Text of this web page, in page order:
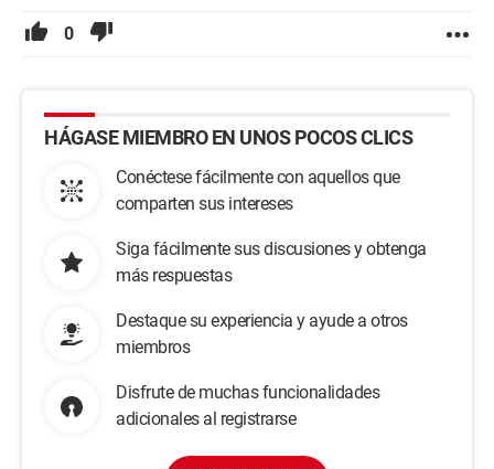
0
HÁGASE MIEMBRO EN UNOS POCOS CLICS
Conéctese fácilmente con aquellos que
comparten sus intereses
Siga fácilmente sus discusiones y obtenga
más respuestas
Destaque su experiencia y ayude a otros
miembros
Disfrute de muchas funcionalidades
adicionales al registrarse